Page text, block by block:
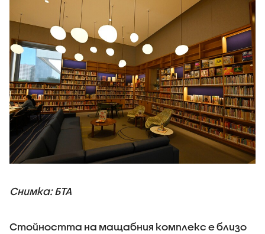
Снимка: БТА
Стойността на мащабния комплекс е близо